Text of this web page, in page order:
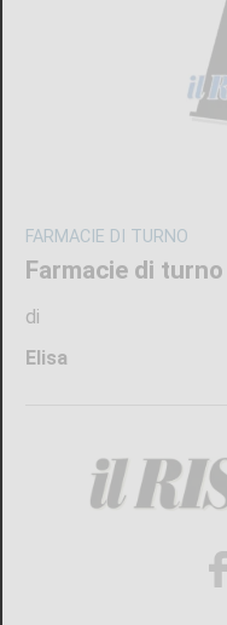
FARMACIE DI TURNO
Farmacie di turno
di
Elisa